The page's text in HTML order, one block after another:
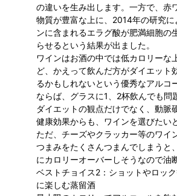
の違いを生み出します。一方で、赤
物質が豊富な上に、2014年の研究に
ンに含まれるエラグ酸が肥満細胞の
らせるという結果が出ました。
ワインはお酒の中では低カロリーな
ど、かえって飲んだ方がダイエット
るかもしれないという優秀なアルコ
ならば、グラスに1、2杯飲んでも問
ダイエットの観点だけでなく、動脈
健康効果からも、ワインを選びたい
ただ、チーズやクラッカー等のワイ
つまみをたくさんつまんでしまうと
にカロリーオーバーしそうなので油
ベストチョイス2：ショットやロッ
に楽しむ蒸留酒